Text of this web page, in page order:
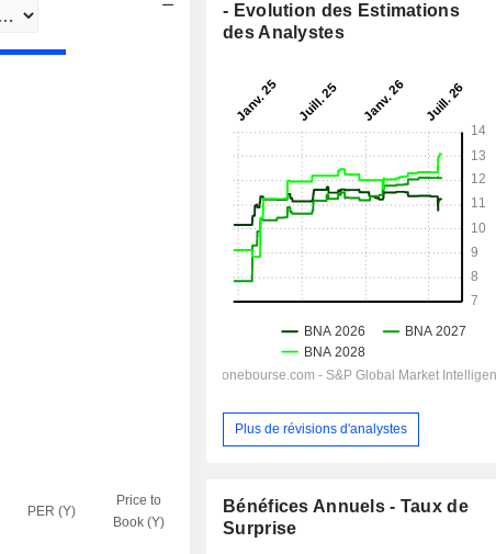
PER (Y)
Price to
Book (Y)
VE / CA (Y)
- Evolution des Estimations
des Analystes
Plus de révisions d'analystes
Bénéfices Annuels - Taux de
Surprise